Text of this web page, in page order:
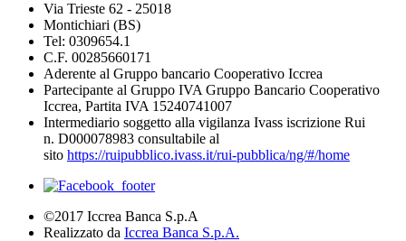
Via Trieste 62 - 25018
Montichiari (BS)
Tel: 0309654.1
C.F. 00285660171
Aderente al Gruppo bancario Cooperativo Iccrea
Partecipante al Gruppo IVA Gruppo Bancario Cooperativo
Iccrea, Partita IVA 15240741007
Intermediario soggetto alla vigilanza Ivass iscrizione Rui
n. D000078983 consultabile al
sito https://ruipubblico.ivass.it/rui-pubblica/ng/#/home
©2017 Iccrea Banca S.p.A
Realizzato da Iccrea Banca S.p.A.